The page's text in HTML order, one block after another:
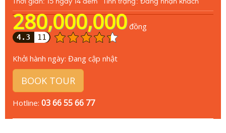
280,000,000đồng
4.3 11
Khởi hành ngày: Đang cập nhật
BOOK TOUR
Hotline: 03 66 55 66 77